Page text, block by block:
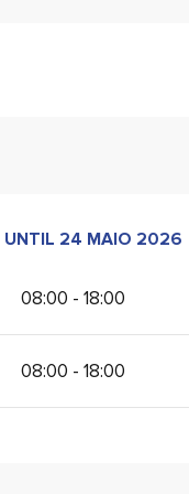
UNTIL 24 MAIO 2026
UNTIL 24 MAIO 2026
08:00 - 18:00
08:00 - 18:00